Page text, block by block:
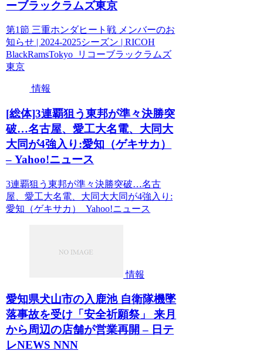
ーブラックラムズ東京
第1節 三重ホンダヒート戦 メンバーのお
知らせ | 2024-2025シーズン | RICOH
BlackRamsTokyo リコーブラックラムズ
東京
情報
[総体]3連覇狙う東邦が準々決勝突
破…名古屋、愛工大名電、大同大
大同が4強入り:愛知（ゲキサカ）
– Yahoo!ニュース
3連覇狙う東邦が準々決勝突破…名古
屋、愛工大名電、大同大大同が4強入り:
愛知（ゲキサカ） Yahoo!ニュース
情報
愛知県犬山市の入鹿池 自衛隊機墜
落事故を受け「安全祈願祭」 来月
から周辺の店舗が営業再開 – 日テ
レNEWS NNN